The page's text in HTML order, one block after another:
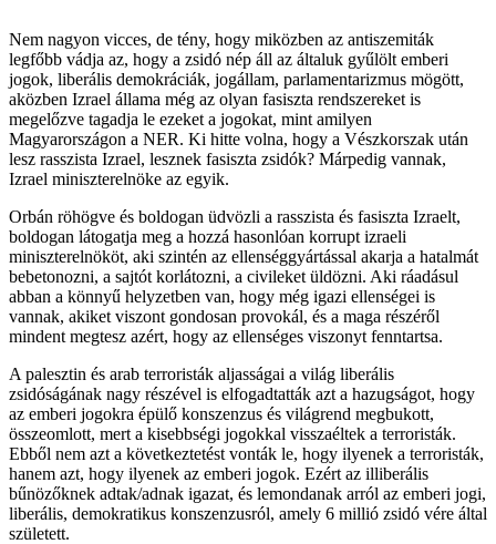
Nem nagyon vicces, de tény, hogy miközben az antiszemiták
legfőbb vádja az, hogy a zsidó nép áll az általuk gyűlölt emberi
jogok, liberális demokráciák, jogállam, parlamentarizmus mögött,
aközben Izrael állama még az olyan fasiszta rendszereket is
megelőzve tagadja le ezeket a jogokat, mint amilyen
Magyarországon a NER. Ki hitte volna, hogy a Vészkorszak után
lesz rasszista Izrael, lesznek fasiszta zsidók? Márpedig vannak,
Izrael miniszterelnöke az egyik.
Orbán röhögve és boldogan üdvözli a rasszista és fasiszta Izraelt,
boldogan látogatja meg a hozzá hasonlóan korrupt izraeli
miniszterelnököt, aki szintén az ellenséggyártással akarja a hatalmát
bebetonozni, a sajtót korlátozni, a civileket üldözni. Aki ráadásul
abban a könnyű helyzetben van, hogy még igazi ellenségei is
vannak, akiket viszont gondosan provokál, és a maga részéről
mindent megtesz azért, hogy az ellenséges viszonyt fenntartsa.
A palesztin és arab terroristák aljasságai a világ liberális
zsidóságának nagy részével is elfogadtatták azt a hazugságot, hogy
az emberi jogokra épülő konszenzus és világrend megbukott,
összeomlott, mert a kisebbségi jogokkal visszaéltek a terroristák.
Ebből nem azt a következtetést vonták le, hogy ilyenek a terroristák,
hanem azt, hogy ilyenek az emberi jogok. Ezért az illiberális
bűnözőknek adtak/adnak igazat, és lemondanak arról az emberi jogi,
liberális, demokratikus konszenzusról, amely 6 millió zsidó vére által
született.